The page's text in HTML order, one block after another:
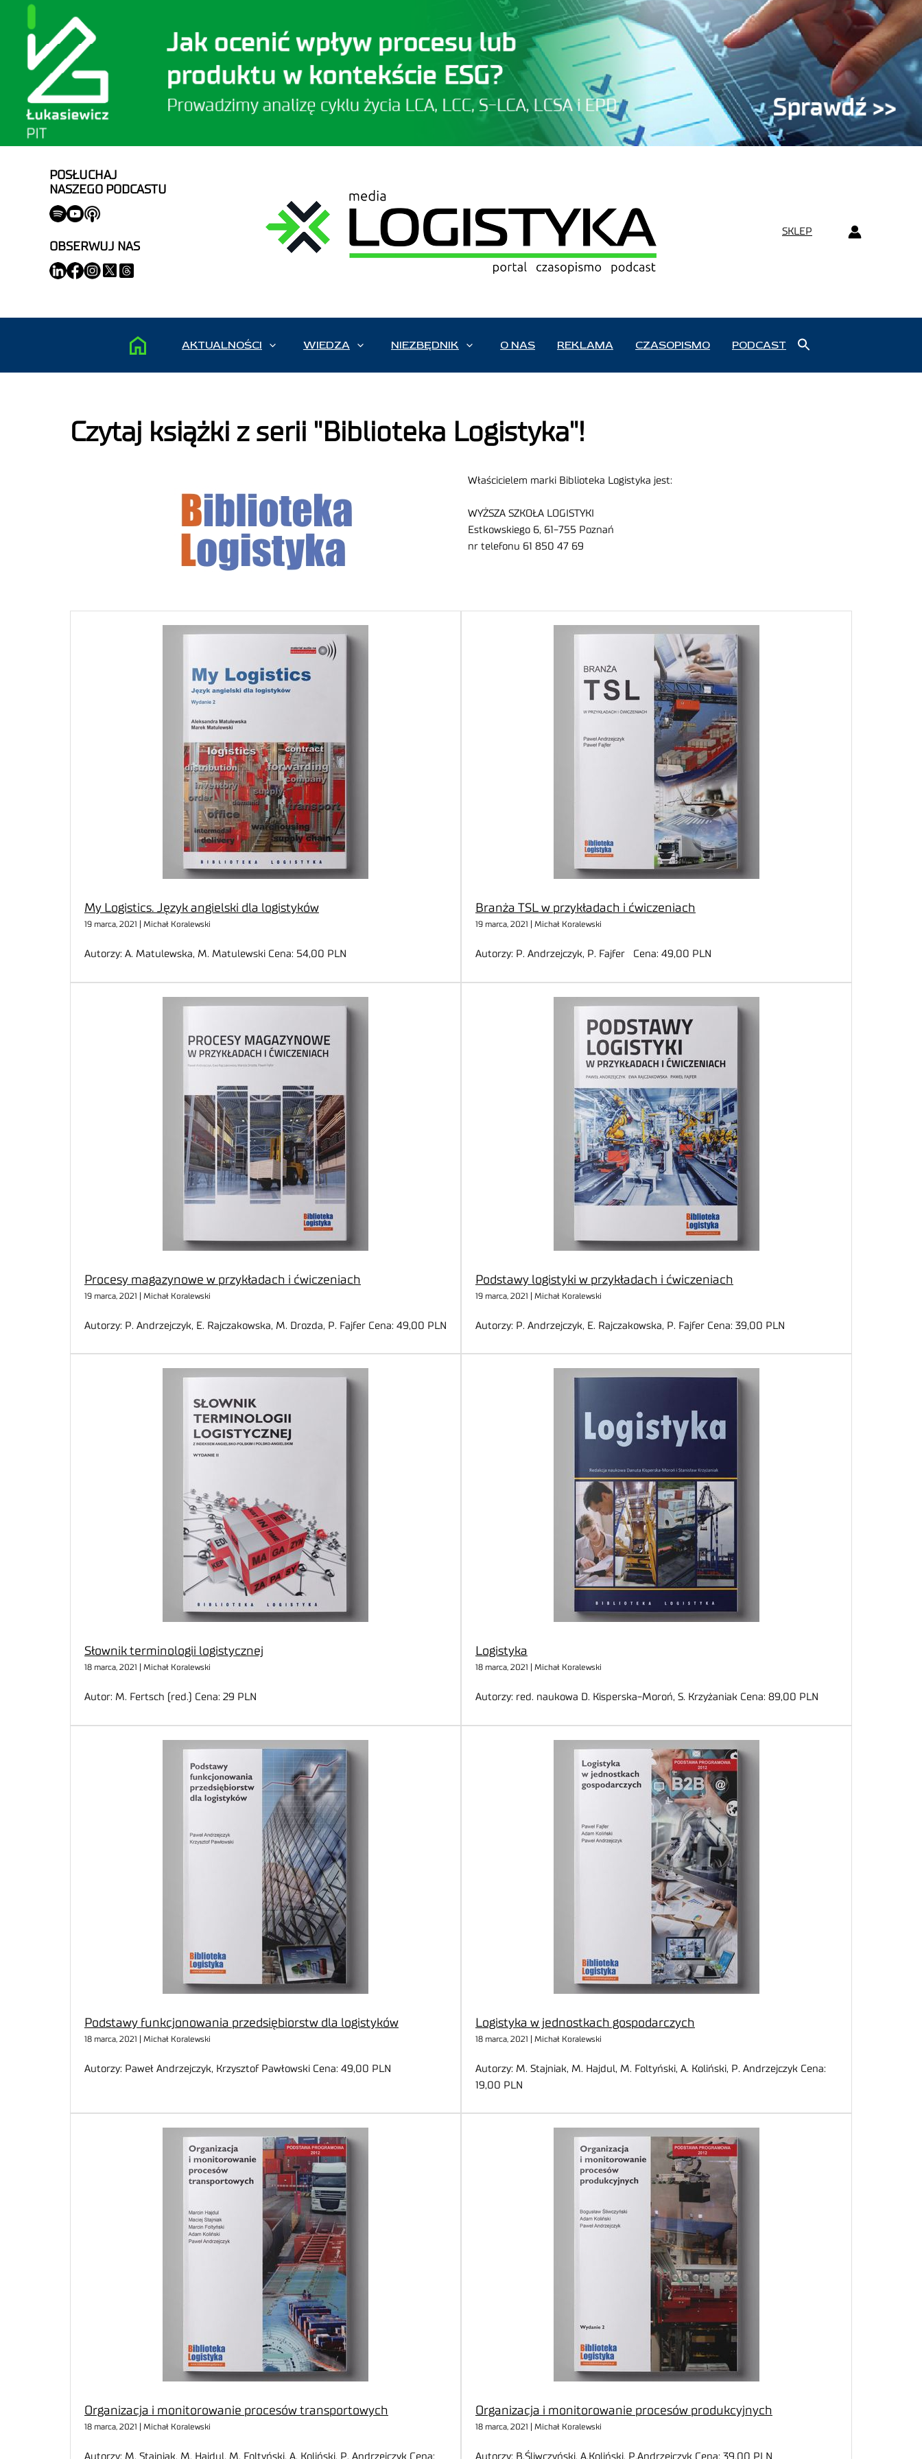
POSŁUCHAJ
NASZEGO PODCASTU
OBSERWUJ NAS
SKLEP
AKTUALNOŚCI WIEDZA NIEZBĘDNIK O NAS REKLAMA CZASOPISMO PODCAST
Czytaj książki z serii "Biblioteka Logistyka"!
Właścicielem marki Biblioteka Logistyka jest:
WYŻSZA SZKOŁA LOGISTYKI
Estkowskiego 6, 61-755 Poznań
nr telefonu 61 850 47 69
My Logistics. Język angielski dla logistyków
19 marca, 2021 | Michał Koralewski
Autorzy: A. Matulewska, M. Matulewski Cena: 54,00 PLN
Branża TSL w przykładach i ćwiczeniach
19 marca, 2021 | Michał Koralewski
Autorzy: P. Andrzejczyk, P. Fajfer Cena: 49,00 PLN
Procesy magazynowe w przykładach i ćwiczeniach
19 marca, 2021 | Michał Koralewski
Autorzy: P. Andrzejczyk, E. Rajczakowska, M. Drozda, P. Fajfer Cena: 49,00 PLN
Podstawy logistyki w przykładach i ćwiczeniach
19 marca, 2021 | Michał Koralewski
Autorzy: P. Andrzejczyk, E. Rajczakowska, P. Fajfer Cena: 39,00 PLN
Słownik terminologii logistycznej
18 marca, 2021 | Michał Koralewski
Autor: M. Fertsch (red.) Cena: 29 PLN
Logistyka
18 marca, 2021 | Michał Koralewski
Autorzy: red. naukowa D. Kisperska-Moroń, S. Krzyżaniak Cena: 89,00 PLN
Podstawy funkcjonowania przedsiębiorstw dla logistyków
18 marca, 2021 | Michał Koralewski
Autorzy: Paweł Andrzejczyk, Krzysztof Pawłowski Cena: 49,00 PLN
Logistyka w jednostkach gospodarczych
18 marca, 2021 | Michał Koralewski
Autorzy: M. Stajniak, M. Hajdul, M. Foltyński, A. Koliński, P. Andrzejczyk Cena:
19,00 PLN
Organizacja i monitorowanie procesów transportowych
18 marca, 2021 | Michał Koralewski
Autorzy: M. Stajniak, M. Hajdul, M. Foltyński, A. Koliński, P. Andrzejczyk Cena:
Organizacja i monitorowanie procesów produkcyjnych
18 marca, 2021 | Michał Koralewski
Autorzy: B.Śliwczyński, A.Koliński, P.Andrzejczyk Cena: 39,00 PLN